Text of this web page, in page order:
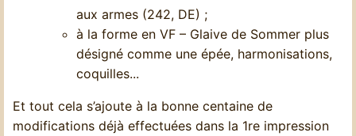
aux armes (242, DE) ;
à la forme en VF – Glaive de Sommer plus
désigné comme une épée, harmonisations,
coquilles...
Et tout cela s’ajoute à la bonne centaine de
modifications déjà effectuées dans la 1re impression